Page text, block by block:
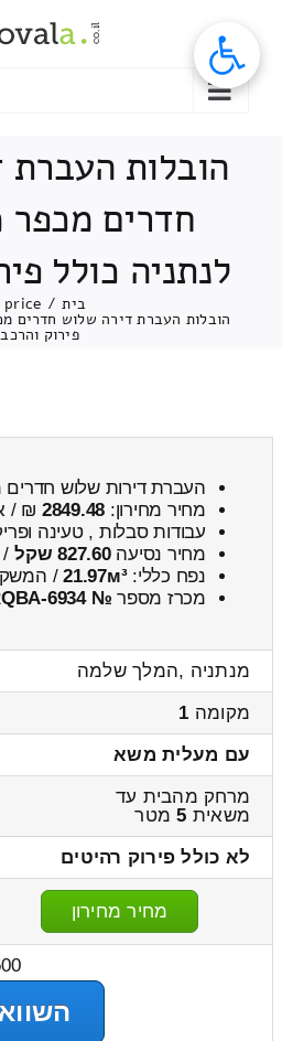
הובלות
חדרים
לנתניה כולל
בית /
price
הובלות העברת דירה שלוש חדרים
פירוק
העברת דירות שלוש
מחיר מחירון: 2849.48
₪ /
עבודות סבלות , טעינה
מחיר נסיעה827.60 שקל /
נפח כללי:21.97м³
/
מכרז מספר № RQBA-6934
מנתניה ,המלך שלמה
מקומה 1
עם מעלית משא
מרחק מהבית עד
משאית 5מטר
לא כולל פירוק רהיטים
מחיר מחירון
₪